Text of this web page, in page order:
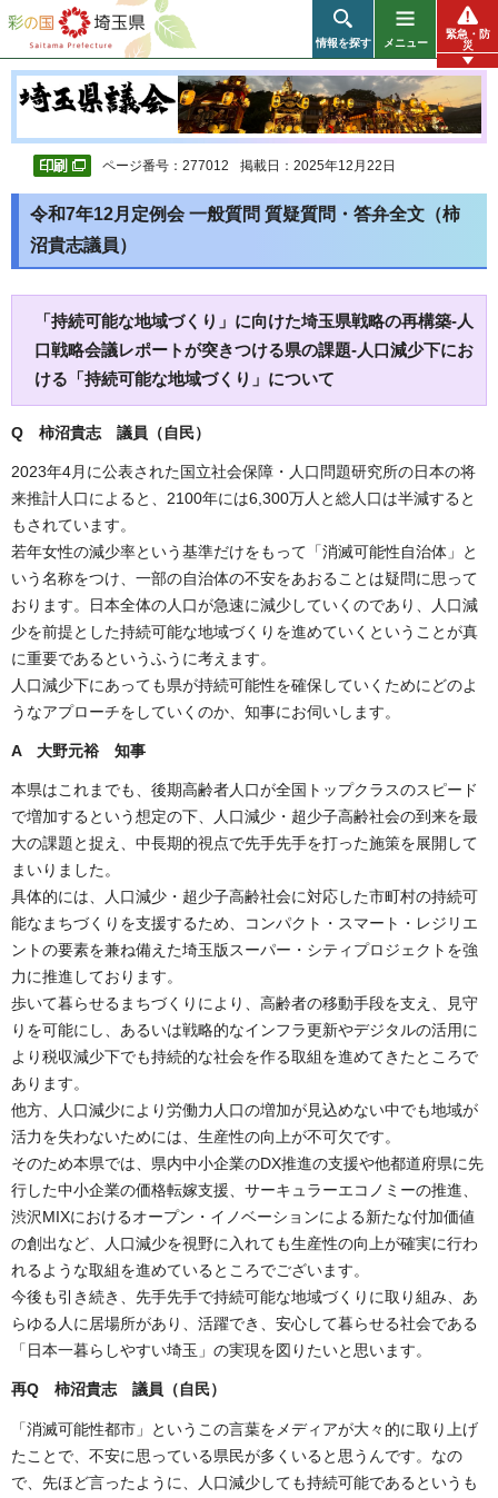
彩の国 埼玉県
情報を探す メニュー
緊急・防
災
ページ番号：277012 掲載日：2025年12月22日
令和7年12月定例会 一般質問 質疑質問・答弁全文（柿
沼貴志議員）
「持続可能な地域づくり」に向けた埼玉県戦略の再構築-人
口戦略会議レポートが突きつける県の課題-人口減少下にお
ける「持続可能な地域づくり」について
Q 柿沼貴志 議員（自民）
2023年4月に公表された国立社会保障・人口問題研究所の日本の将
来推計人口によると、2100年には6,300万人と総人口は半減すると
もされています。
若年女性の減少率という基準だけをもって「消滅可能性自治体」と
いう名称をつけ、一部の自治体の不安をあおることは疑問に思って
おります。日本全体の人口が急速に減少していくのであり、人口減
少を前提とした持続可能な地域づくりを進めていくということが真
に重要であるというふうに考えます。
人口減少下にあっても県が持続可能性を確保していくためにどのよ
うなアプローチをしていくのか、知事にお伺いします。
A 大野元裕 知事
本県はこれまでも、後期高齢者人口が全国トップクラスのスピード
で増加するという想定の下、人口減少・超少子高齢社会の到来を最
大の課題と捉え、中長期的視点で先手先手を打った施策を展開して
まいりました。
具体的には、人口減少・超少子高齢社会に対応した市町村の持続可
能なまちづくりを支援するため、コンパクト・スマート・レジリエ
ントの要素を兼ね備えた埼玉版スーパー・シティプロジェクトを強
力に推進しております。
歩いて暮らせるまちづくりにより、高齢者の移動手段を支え、見守
りを可能にし、あるいは戦略的なインフラ更新やデジタルの活用に
より税収減少下でも持続的な社会を作る取組を進めてきたところで
あります。
他方、人口減少により労働力人口の増加が見込めない中でも地域が
活力を失わないためには、生産性の向上が不可欠です。
そのため本県では、県内中小企業のDX推進の支援や他都道府県に先
行した中小企業の価格転嫁支援、サーキュラーエコノミーの推進、
渋沢MIXにおけるオープン・イノベーションによる新たな付加価値
の創出など、人口減少を視野に入れても生産性の向上が確実に行わ
れるような取組を進めているところでございます。
今後も引き続き、先手先手で持続可能な地域づくりに取り組み、あ
らゆる人に居場所があり、活躍でき、安心して暮らせる社会である
「日本一暮らしやすい埼玉」の実現を図りたいと思います。
再Q 柿沼貴志 議員（自民）
「消滅可能性都市」というこの言葉をメディアが大々的に取り上げ
たことで、不安に思っている県民が多くいると思うんです。なの
で、先ほど言ったように、人口減少しても持続可能であるというも